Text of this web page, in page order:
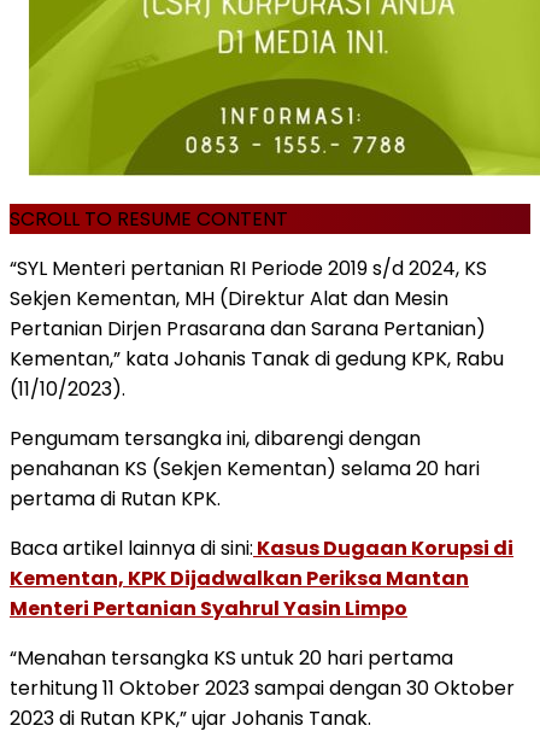
SCROLL TO RESUME CONTENT
“SYL Menteri pertanian RI Periode 2019 s/d 2024, KS
Sekjen Kementan, MH (Direktur Alat dan Mesin
Pertanian Dirjen Prasarana dan Sarana Pertanian)
Kementan,” kata Johanis Tanak di gedung KPK, Rabu
(11/10/2023).
Pengumam tersangka ini, dibarengi dengan
penahanan KS (Sekjen Kementan) selama 20 hari
pertama di Rutan KPK.
Baca artikel lainnya di sini: Kasus Dugaan Korupsi di
Kementan, KPK Dijadwalkan Periksa Mantan
Menteri Pertanian Syahrul Yasin Limpo
“Menahan tersangka KS untuk 20 hari pertama
terhitung 11 Oktober 2023 sampai dengan 30 Oktober
2023 di Rutan KPK,” ujar Johanis Tanak.